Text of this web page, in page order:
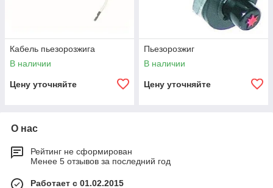
Кабель пьезорозжига
В наличии
Цену уточняйте
Пьезорозжиг
В наличии
Цену уточняйте
О нас
Рейтинг не сформирован
Менее 5 отзывов за последний год
Работает с 01.02.2015